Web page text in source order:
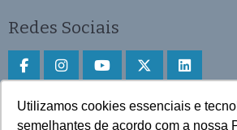
Utilizamos cookies essenciais e
semelhantes de acordo com a nossa
Redes Sociais
Faça download do aplicativo